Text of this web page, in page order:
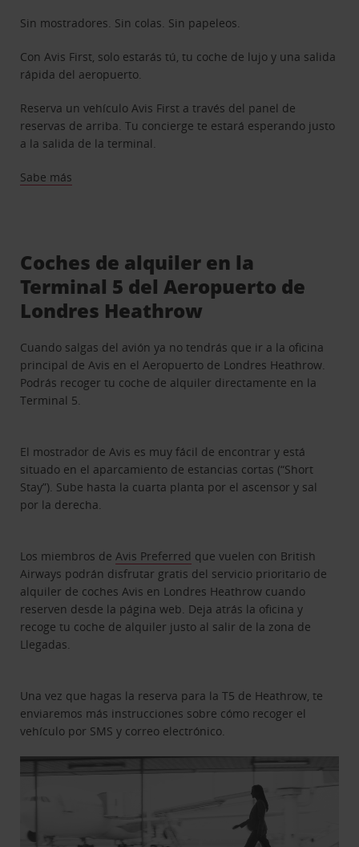
Sin mostradores. Sin colas. Sin papeleos.
Con Avis First, solo estarás tú, tu coche de lujo y una salida
rápida del aeropuerto.
Reserva un vehículo Avis First a través del panel de
reservas de arriba. Tu concierge te estará esperando justo
a la salida de la terminal.
Sabe más
Coches de alquiler en la
Terminal 5 del Aeropuerto de
Londres Heathrow
Cuando salgas del avión ya no tendrás que ir a la oficina
principal de Avis en el Aeropuerto de Londres Heathrow.
Podrás recoger tu coche de alquiler directamente en la
Terminal 5.
El mostrador de Avis es muy fácil de encontrar y está
situado en el aparcamiento de estancias cortas (“Short
Stay”). Sube hasta la cuarta planta por el ascensor y sal
por la derecha.
Los miembros de Avis Preferred que vuelen con British
Airways podrán disfrutar gratis del servicio prioritario de
alquiler de coches Avis en Londres Heathrow cuando
reserven desde la página web. Deja atrás la oficina y
recoge tu coche de alquiler justo al salir de la zona de
Llegadas.
Una vez que hagas la reserva para la T5 de Heathrow, te
enviaremos más instrucciones sobre cómo recoger el
vehículo por SMS y correo electrónico.